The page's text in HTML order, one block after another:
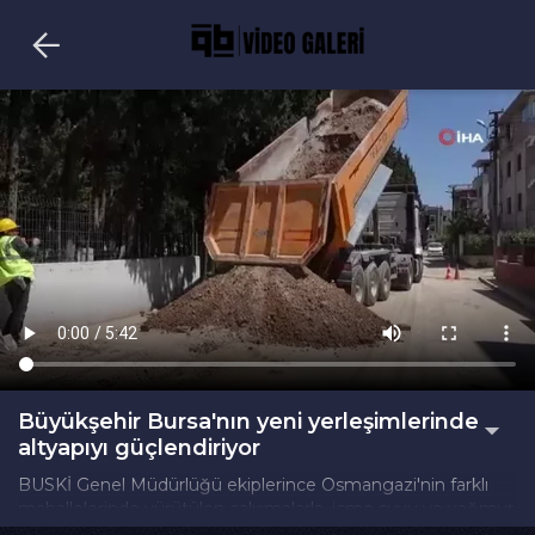
Büyükşehir Bursa'nın yeni yerleşimlerinde
altyapıyı güçlendiriyor
BUSKİ Genel Müdürlüğü ekiplerince Osmangazi'nin farklı
mahallelerinde yürütülen çalışmalarla, içme suyu ve yağmur